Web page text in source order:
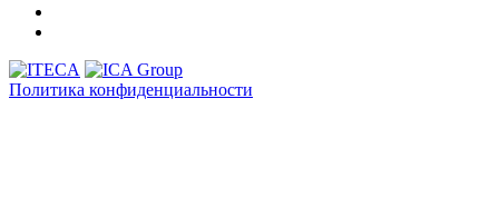
Политика конфиденциальности